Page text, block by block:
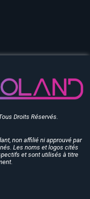
Droits Réservés.
non affilié ni approuvé par
Les noms et logos cités
et sont utilisés à titre